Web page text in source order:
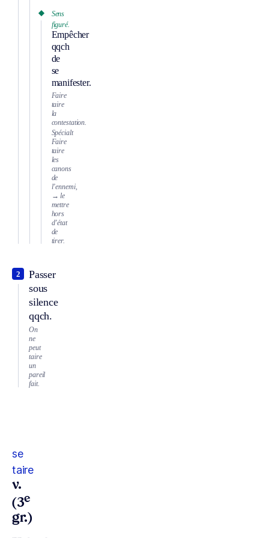
Sens
figuré.
Empêcher
qqch
de
se
manifester.
Faire
taire
la
contestation.
Spécialt
Faire
taire
les
canons
de
l’ennemi,
→ le
mettre
hors
d’état
de
tirer.
Passer
sous
silence
qqch.
2
On
ne
peut
taire
un
pareil
fait.
se
taire
v.
(3e
gr.)